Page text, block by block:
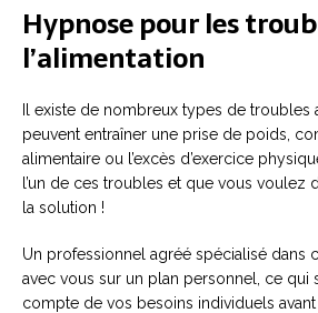
Hypnose pour les
l’alimentation
Il existe de nombreux types de troubles
peuvent entraîner une prise de poids,
alimentaire ou l’excès d’exercice
l’un de ces troubles et que vous voulez
la solution !
Un professionnel agréé spécialisé dans
avec vous sur un plan personnel, ce qui
compte de vos besoins individuels